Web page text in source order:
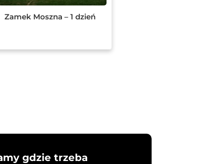
Zamek Moszna – 1 dzień
gdzie trzeba